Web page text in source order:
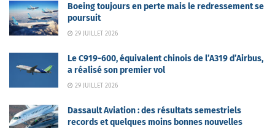
Boeing toujours en perte mais le redressement se
poursuit
29 JUILLET 2026
Le C919-600, équivalent chinois de l’A319 d’Airbus,
a réalisé son premier vol
29 JUILLET 2026
Dassault Aviation : des résultats semestriels
records et quelques moins bonnes nouvelles